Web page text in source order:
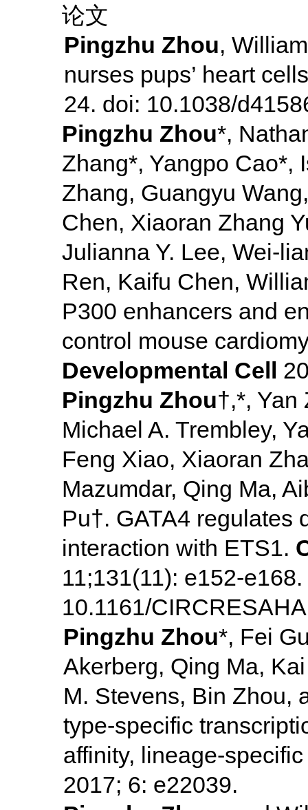
论文
Pingzhu Zhou,
nurses pups’ heart
24. doi: 10.1038/
Pingzhu Zhou*,
Zhang*, Yangpo Cao*,
Zhang, Guangyu
Chen, Xiaoran Zhang
Julianna Y. Lee, Wei-
Ren, Kaifu Chen,
P300 enhancers and
control mouse
Developmental Cell
Pingzhu Zhou†,*, Yan
Michael A. Trembley,
Feng Xiao, Xiaoran
Mazumdar, Qing Ma,
Pu†. GATA4 regulates
interaction with ETS1.
11;131(11): e152-
10.1161/
Pingzhu Zhou*, Fei
Akerberg, Qing Ma,
M. Stevens, Bin Zhou,
type-specific
affinity, lineage-
2017; 6: e22039.